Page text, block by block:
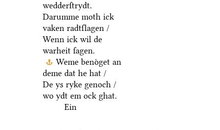
wedderſtrydt.
Darumme moth ick
vaken radtſlagen /
Wenn ick wil de
warheit ſagen.
Weme benoͤget an
deme dat he hat /
De ys ryke genoch /
wo ydt em ock ghat.
Ein